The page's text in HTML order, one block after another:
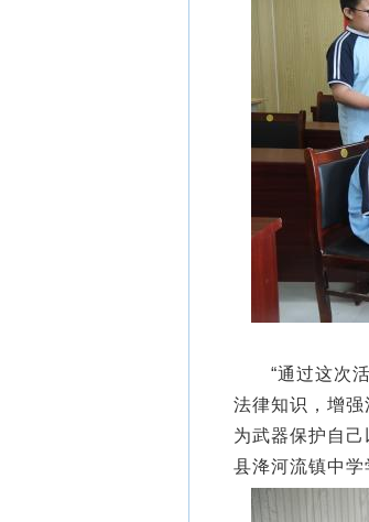
“通过这次活
法律知识，增
为武器保护自
县洚河流镇中学